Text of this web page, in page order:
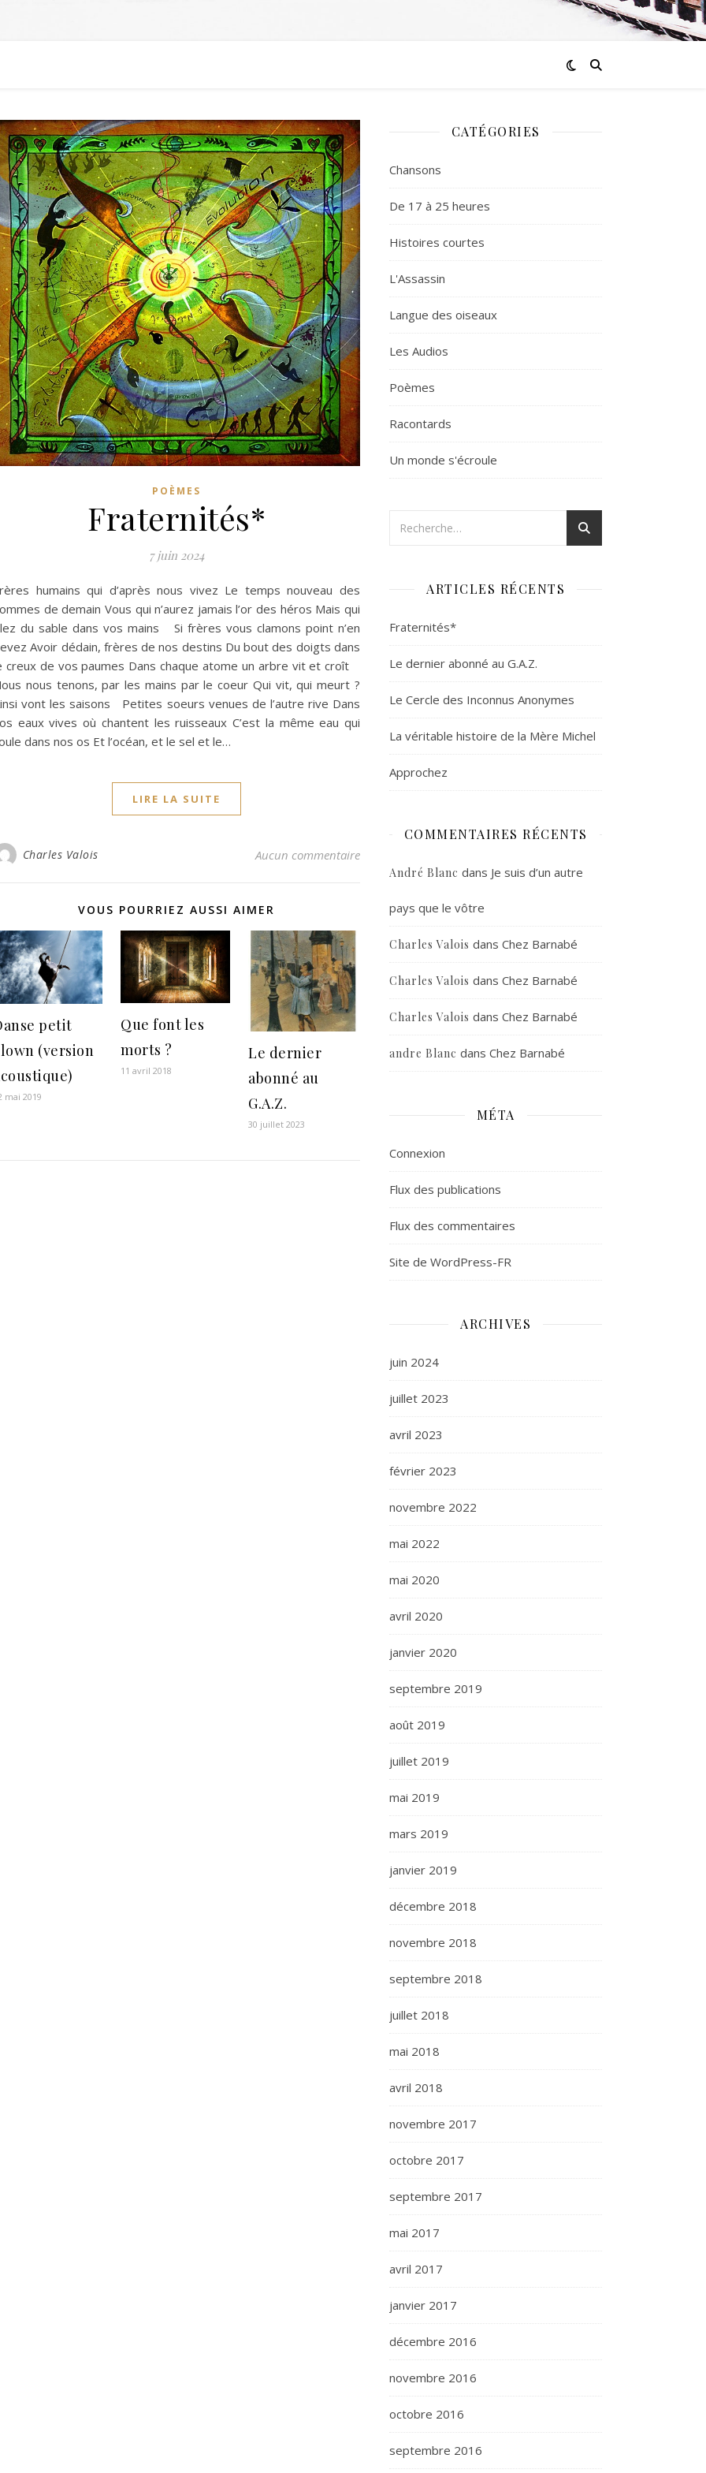
POÈMES
Fraternités*
7 juin 2024
humains qui d’après nous vivez Le temps nouveau des
de demain Vous qui n’aurez jamais l’or des héros Mais qui
du sable dans vos mains Si frères vous clamons point n’en
Avoir dédain, frères de nos destins Du bout des doigts dans
creux de vos paumes Dans chaque atome un arbre vit et croît
nous tenons, par les mains par le coeur Qui vit, qui meurt ?
vont les saisons Petites soeurs venues de l’autre rive Dans
eaux vives où chantent les ruisseaux C’est la même eau qui
dans nos os Et l’océan, et le sel et le…
LIRE LA SUITE
Charles Valois Aucun commentaire
VOUS POURRIEZ AUSSI AIMER
petit
(version
mai 2019
Que font les
morts ?
11 avril 2018
Le dernier
abonné au
G.A.Z.
30 juillet 2023
CATÉGORIES
Chansons
De 17 à 25 heures
Histoires courtes
L'Assassin
Langue des oiseaux
Les Audios
Poèmes
Racontards
Un monde s'écroule
ARTICLES RÉCENTS
Fraternités*
Le dernier abonné au G.A.Z.
Le Cercle des Inconnus Anonymes
La véritable histoire de la Mère Michel
Approchez
COMMENTAIRES RÉCENTS
André Blanc dans Je suis d’un autre
pays que le vôtre
Charles Valois dans Chez Barnabé
Charles Valois dans Chez Barnabé
Charles Valois dans Chez Barnabé
andre Blanc dans Chez Barnabé
MÉTA
Connexion
Flux des publications
Flux des commentaires
Site de WordPress-FR
ARCHIVES
juin 2024
juillet 2023
avril 2023
février 2023
novembre 2022
mai 2022
mai 2020
avril 2020
janvier 2020
septembre 2019
août 2019
juillet 2019
mai 2019
mars 2019
janvier 2019
décembre 2018
novembre 2018
septembre 2018
juillet 2018
mai 2018
avril 2018
novembre 2017
octobre 2017
septembre 2017
mai 2017
avril 2017
janvier 2017
décembre 2016
novembre 2016
octobre 2016
septembre 2016